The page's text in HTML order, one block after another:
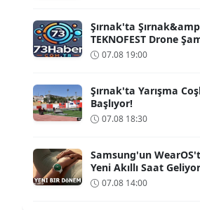
Şırnak'ta
TEKNOFEST Drone
Heyecanı Başlıyor
07.08 19:00
Şırnak'ta Yarışma
Başlıyor!
07.08 18:30
Samsung'un
Yeni Akıllı Saat
07.08 14:00